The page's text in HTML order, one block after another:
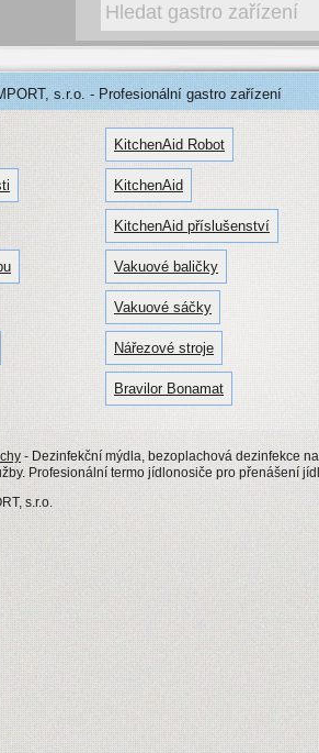
s.r.o. - Profesionální gastro zařízení
KitchenAid Robot
KitchenAid
KitchenAid příslušenství
Vakuové baličky
Vakuové sáčky
Nářezové stroje
Bravilor Bonamat
- Dezinfekční mýdla, bezoplachová dezinfekce
Profesionální termo jídlonosiče pro přenášení
s.r.o.